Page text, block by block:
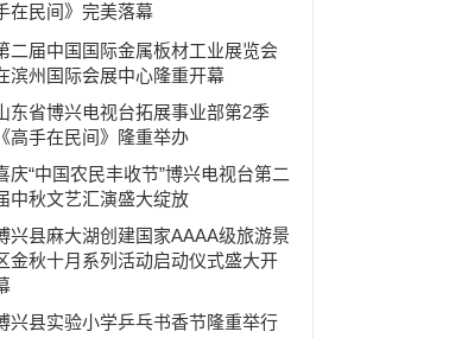
在民间》完美落幕
二届中国国际金属板材工业展览会
滨州国际会展中心隆重开幕
东省博兴电视台拓展事业部第2季
《高手在民间》隆重举办
庆“中国农民丰收节”博兴电视台第二
中秋文艺汇演盛大绽放
兴县麻大湖创建国家AAAA级旅游景
金秋十月系列活动启动仪式盛大开
兴县实验小学乒乓书香节隆重举行